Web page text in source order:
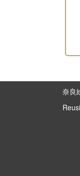
奈良